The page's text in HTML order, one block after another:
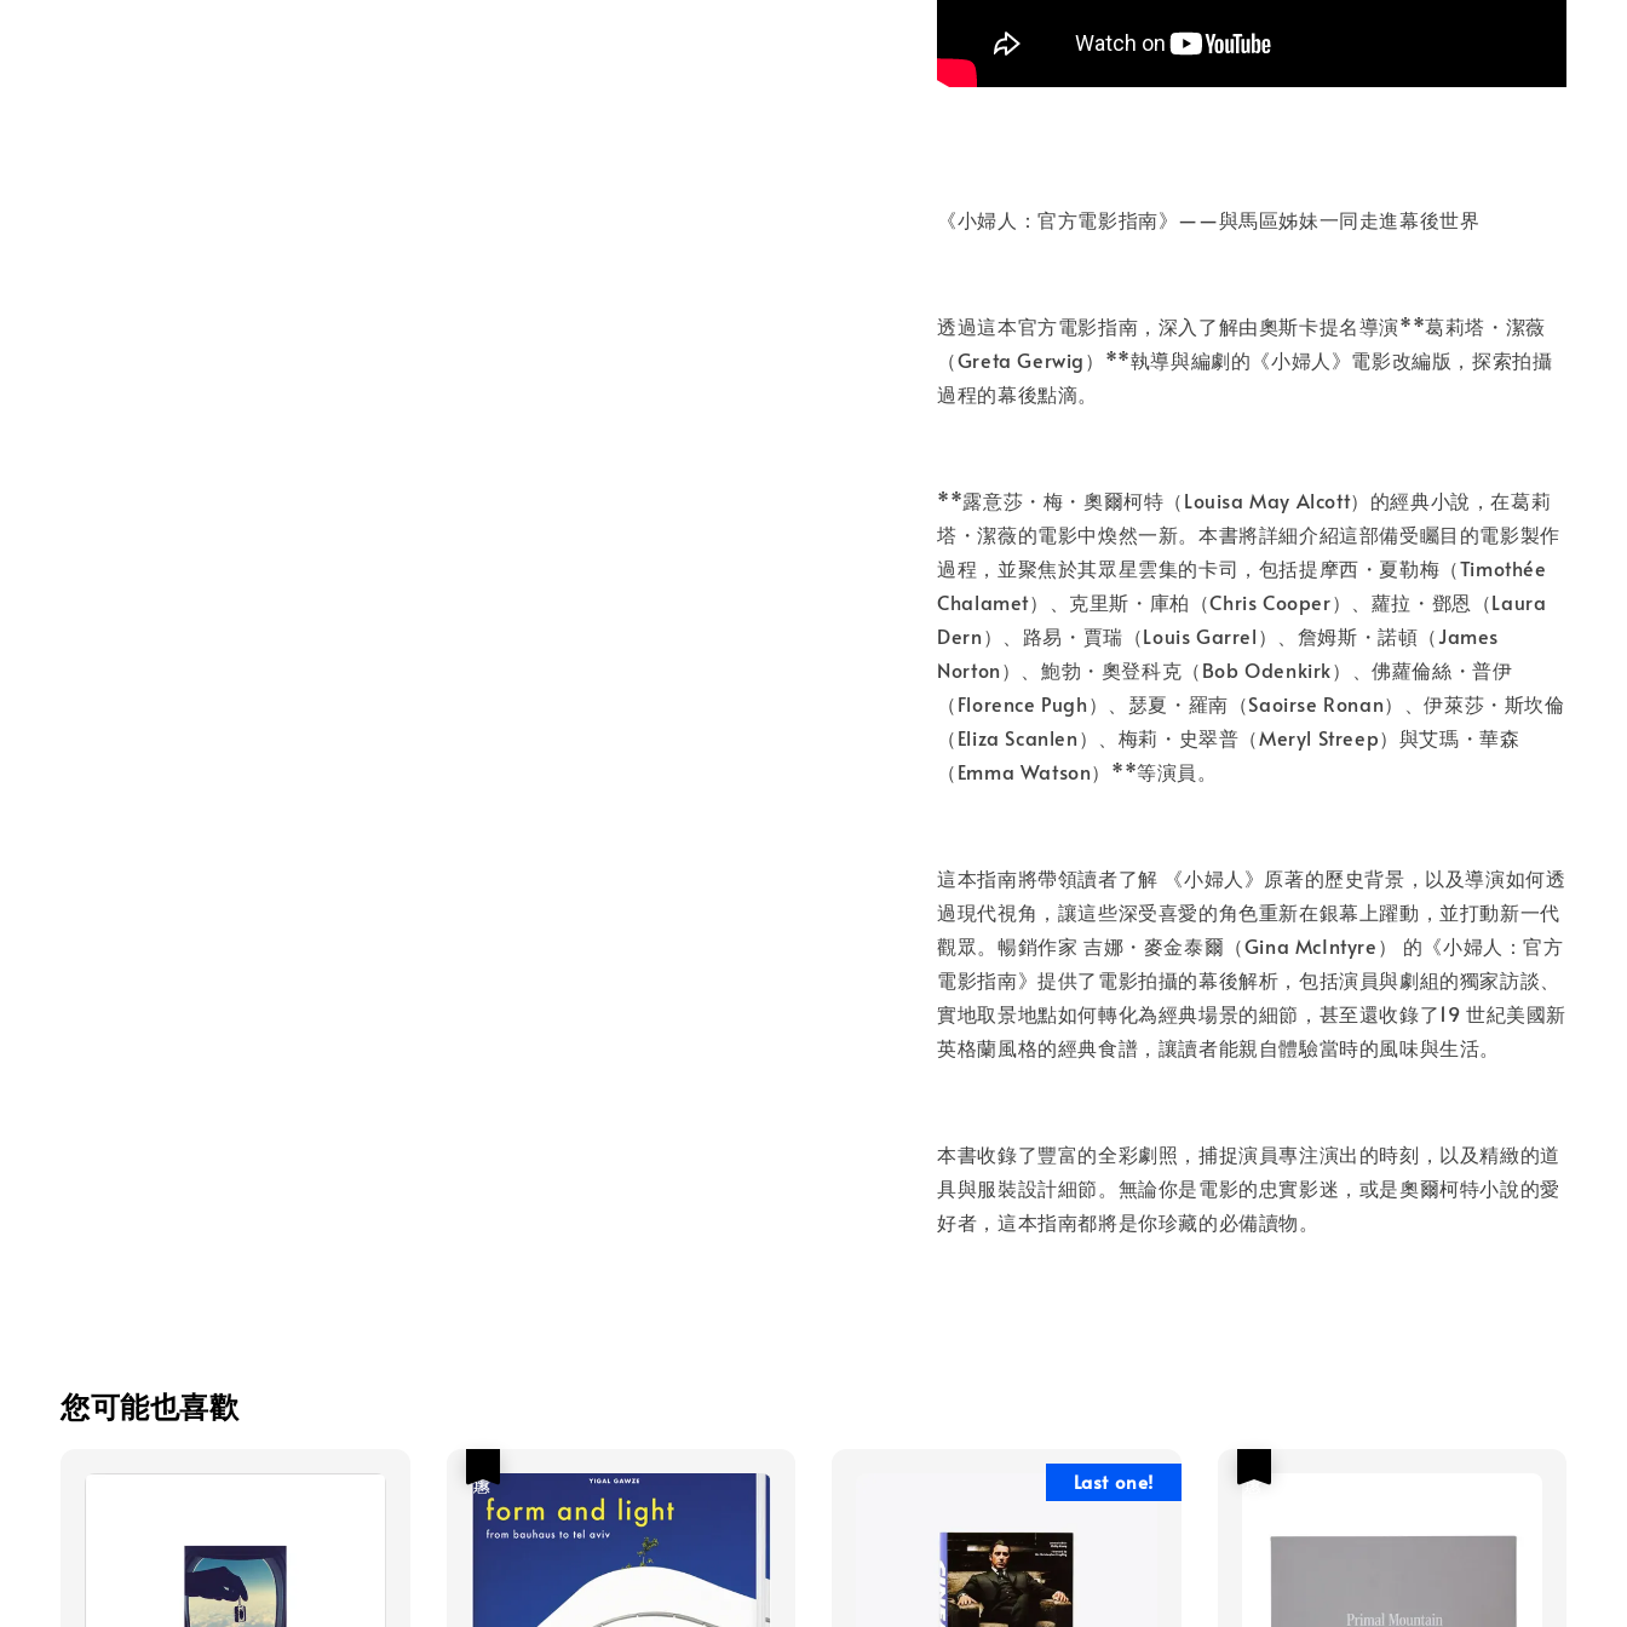
《小婦人：官方電影指南》——與馬區姊妹一同走進幕後世界
透過這本官方電影指南，深入了解由奧斯卡提名導演**葛莉塔・潔薇
（Greta Gerwig）**執導與編劇的《小婦人》電影改編版，探索拍攝
過程的幕後點滴。
**露意莎・梅・奧爾柯特（Louisa May Alcott）的經典小說，在葛莉
塔・潔薇的電影中煥然一新。本書將詳細介紹這部備受矚目的電影製作
過程，並聚焦於其眾星雲集的卡司，包括提摩西・夏勒梅（Timothée
Chalamet）、克里斯・庫柏（Chris Cooper）、蘿拉・鄧恩（Laura
Dern）、路易・賈瑞（Louis Garrel）、詹姆斯・諾頓（James
Norton）、鮑勃・奧登科克（Bob Odenkirk）、佛蘿倫絲・普伊
（Florence Pugh）、瑟夏・羅南（Saoirse Ronan）、伊萊莎・斯坎倫
（Eliza Scanlen）、梅莉・史翠普（Meryl Streep）與艾瑪・華森
（Emma Watson）**等演員。
這本指南將帶領讀者了解 《小婦人》原著的歷史背景，以及導演如何透
過現代視角，讓這些深受喜愛的角色重新在銀幕上躍動，並打動新一代
觀眾。暢銷作家 吉娜・麥金泰爾（Gina McIntyre） 的《小婦人：官方
電影指南》提供了電影拍攝的幕後解析，包括演員與劇組的獨家訪談、
實地取景地點如何轉化為經典場景的細節，甚至還收錄了19 世紀美國新
英格蘭風格的經典食譜，讓讀者能親自體驗當時的風味與生活。
本書收錄了豐富的全彩劇照，捕捉演員專注演出的時刻，以及精緻的道
具與服裝設計細節。無論你是電影的忠實影迷，或是奧爾柯特小說的愛
好者，這本指南都將是你珍藏的必備讀物。
您可能也喜歡
Last one!